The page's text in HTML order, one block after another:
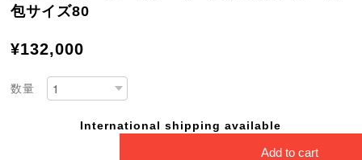
包サイズ80
¥132,000
数量
International shipping available
Add to cart